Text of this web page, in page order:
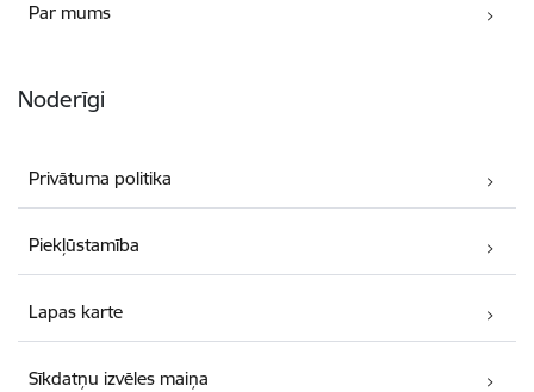
Par mums
Noderīgi
Privātuma politika
Piekļūstamība
Lapas karte
Sīkdatņu izvēles maiņa